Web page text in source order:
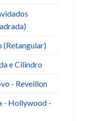
(Retangular)
e Cilindro
- Reveillon
- Hollywood -